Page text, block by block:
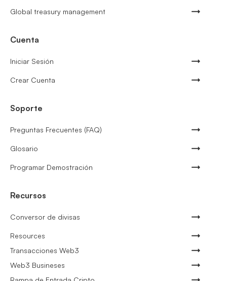
Global treasury management
Cuenta
Iniciar Sesión
Crear Cuenta
Soporte
Preguntas Frecuentes (FAQ)
Glosario
Programar Demostración
Recursos
Conversor de divisas
Resources
Transacciones Web3
Web3 Busineses